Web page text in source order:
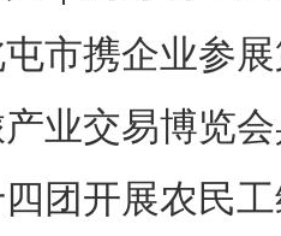
市携企业参
业交易博览
团开展农民